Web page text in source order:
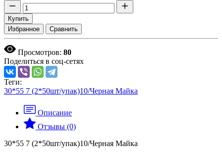
Купить
Избранное
Сравнить
Просмотров: 80
Поделиться в соц-сетях
Теги:
30*55 7 (2*50шт/упак)10/Черная Майка
Описание
Отзывы (0)
30*55 7 (2*50шт/упак)10/Черная Майка